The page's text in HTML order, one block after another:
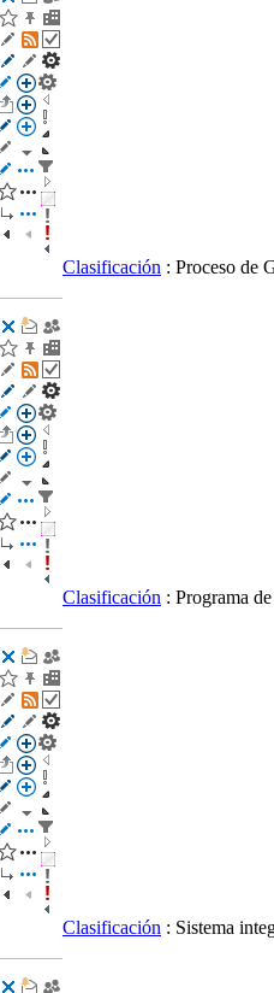
Clasificación : Proceso de
Clasificación : Programa
Clasificación : Sistema